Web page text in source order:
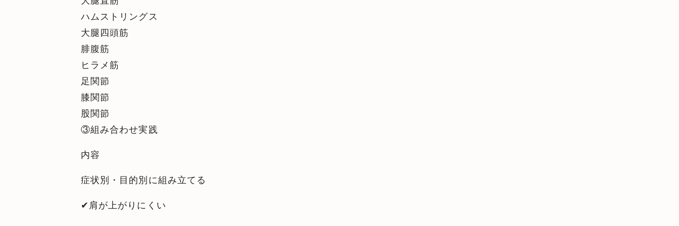
ハムストリングス
大腿四頭筋
腓腹筋
ヒラメ筋
足関節
膝関節
股関節
③組み合わせ実践
内容
症状別・目的別に組み立てる
✔︎肩が上がりにくい